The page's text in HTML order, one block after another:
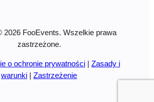
2026 FooEvents. Wszelkie prawa
zastrzeżone.
o ochronie prywatności
Zasady i
warunki
Zastrzeżenie